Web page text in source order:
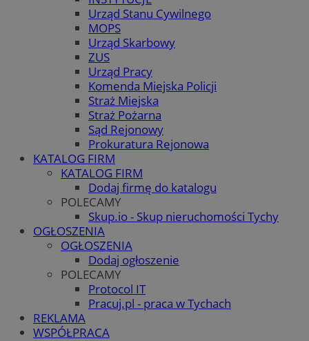
Urząd Stanu Cywilnego
MOPS
Urząd Skarbowy
ZUS
Urząd Pracy
Komenda Miejska Policji
Straż Miejska
Straż Pożarna
Sąd Rejonowy
Prokuratura Rejonowa
KATALOG FIRM
KATALOG FIRM
Dodaj firmę do katalogu
POLECAMY
Skup.io - Skup nieruchomości Tychy
OGŁOSZENIA
OGŁOSZENIA
Dodaj ogłoszenie
POLECAMY
Protocol IT
Pracuj.pl - praca w Tychach
REKLAMA
WSPÓŁPRACA